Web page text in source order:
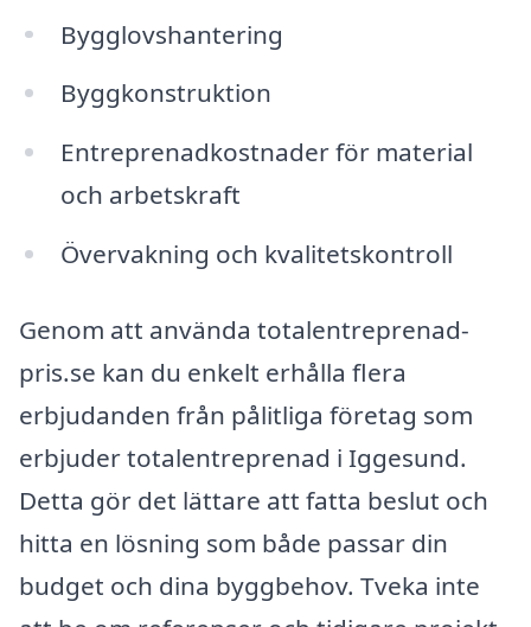
Bygglovshantering
Byggkonstruktion
Entreprenadkostnader för material
och arbetskraft
Övervakning och kvalitetskontroll
Genom att använda totalentreprenad-
pris.se kan du enkelt erhålla flera
erbjudanden från pålitliga företag som
erbjuder totalentreprenad i Iggesund.
Detta gör det lättare att fatta beslut och
hitta en lösning som både passar din
budget och dina byggbehov. Tveka inte